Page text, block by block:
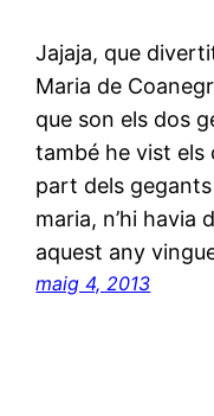
Jajaja, que
Maria de
que son els dos
també he vist els
part dels
maria, n’hi havia
aquest any
maig 4, 2013